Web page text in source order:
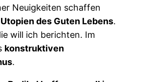
Neuigkeiten schaffen
Utopien des Guten Lebens.
will ich berichten. Im
konstruktiven
.